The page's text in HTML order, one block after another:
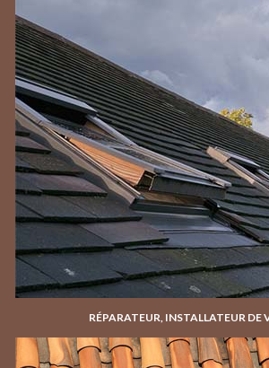
RÉPARATEUR, INSTALLATEUR DE